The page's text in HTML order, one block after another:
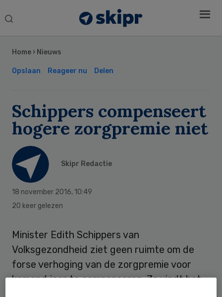
Search
Home › Nieuws
Opslaan Reageer nu Delen
Schippers compenseert
hogere zorgpremie niet
Skipr Redactie
18 november 2016, 10:49
20 keer gelezen
Minister Edith Schippers van
Volksgezondheid ziet geen ruimte om de
forse verhoging van de zorgpremie voor
komend jaar te compenseren. Ze vindt het
Sidebar